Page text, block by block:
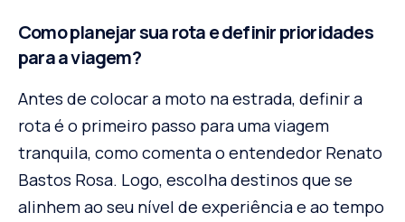
Como planejar sua rota e definir prioridades
para a viagem?
Antes de colocar a moto na estrada, definir a
rota é o primeiro passo para uma viagem
tranquila, como comenta o entendedor Renato
Bastos Rosa. Logo, escolha destinos que se
alinhem ao seu nível de experiência e ao tempo